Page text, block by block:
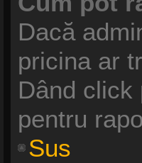
Dacă
pricina ar
Dând
pentru
Sus